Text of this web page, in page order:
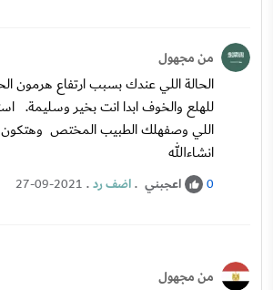
من مجهول
الحالة اللي عندك بسبب ارتفاع هرمون
للهلع والخوف ابدا انت بخير وسليمة.
اللي وصفهلك الطبيب المختص
انشاءالله
0 اعجبني .اضف رد.
27-09-2021
من مجهول